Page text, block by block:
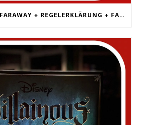
UNBOXING S2/9 FARAWAY + REGELERKLÄRUNG + FAZIT